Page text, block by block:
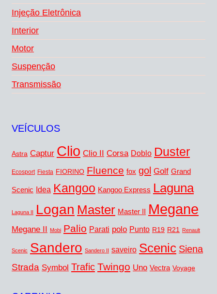
Injeção Eletrônica
Interior
Motor
Suspenção
Transmissão
VEÍCULOS
Astra Captur Clio Clio II Corsa Doblo Duster
Ecosport Fiesta FIORINO Fluence fox gol Golf Grand
Scenic Idea Kangoo Kangoo Express Laguna
Laguna II Logan Master Master II Megane
Megane II Mobi Palio Parati polo Punto R19 R21 Renault
Scenic Sandero Sandero II saveiro Scenic Siena
Strada Symbol Trafic Twingo Uno Vectra Voyage